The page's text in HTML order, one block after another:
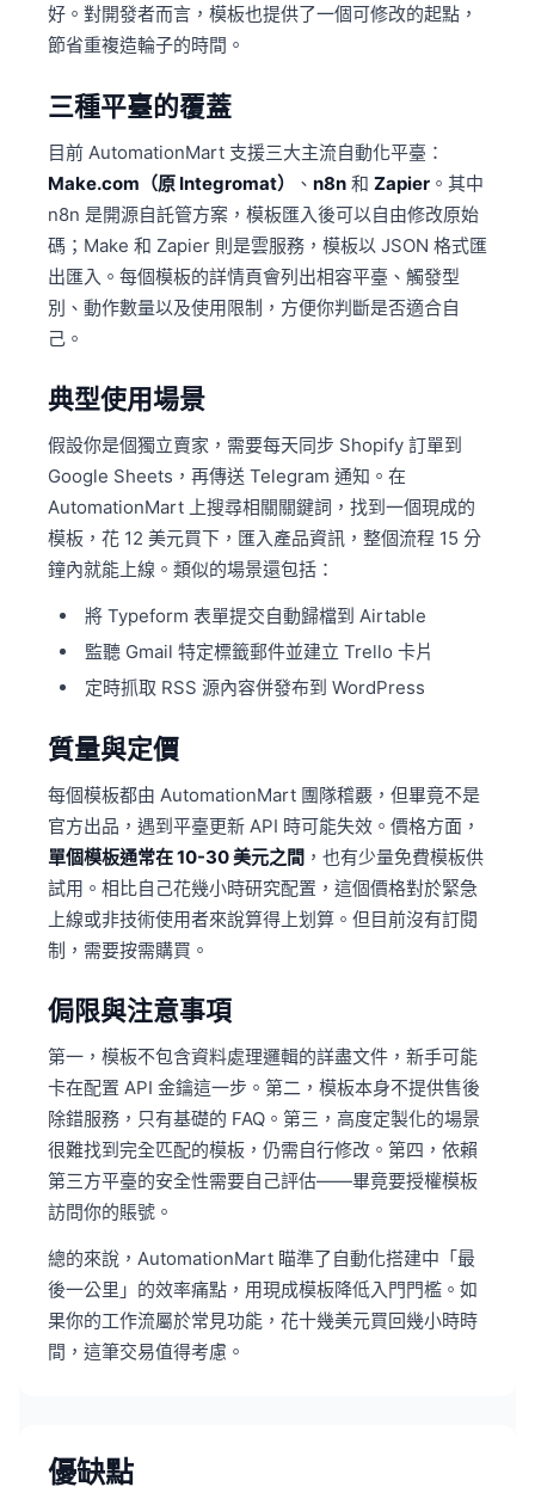
好。對開發者而言，模板也提供了一個可修改的起點，
節省重複造輪子的時間。
三種平臺的覆蓋
目前 AutomationMart 支援三大主流自動化平臺：
Make.com（原 Integromat）
、 n8n 和 Zapier 。其中
n8n 是開源自託管方案，模板匯入後可以自由修改原始
碼；Make 和 Zapier 則是雲服務，模板以 JSON 格式匯
出匯入。每個模板的詳情頁會列出相容平臺、觸發型
別、動作數量以及使用限制，方便你判斷是否適合自
己。
典型使用場景
假設你是個獨立賣家，需要每天同步 Shopify 訂單到
Google Sheets，再傳送 Telegram 通知。在
AutomationMart 上搜尋相關關鍵詞，找到一個現成的
模板，花 12 美元買下，匯入產品資訊，整個流程 15 分
鐘內就能上線。類似的場景還包括：
將 Typeform 表單提交自動歸檔到 Airtable
監聽 Gmail 特定標籤郵件並建立 Trello 卡片
定時抓取 RSS 源內容併發布到 WordPress
質量與定價
每個模板都由 AutomationMart 團隊稽覈，但畢竟不是
官方出品，遇到平臺更新 API 時可能失效。價格方面，
單個模板通常在 10-30 美元之間 ，也有少量免費模板供
試用。相比自己花幾小時研究配置，這個價格對於緊急
上線或非技術使用者來說算得上划算。但目前沒有訂閱
制，需要按需購買。
侷限與注意事項
第一，模板不包含資料處理邏輯的詳盡文件，新手可能
卡在配置 API 金鑰這一步。第二，模板本身不提供售後
除錯服務，只有基礎的 FAQ。第三，高度定製化的場景
很難找到完全匹配的模板，仍需自行修改。第四，依賴
第三方平臺的安全性需要自己評估——畢竟要授權模板
訪問你的賬號。
總的來說，AutomationMart 瞄準了自動化搭建中「最
後一公里」的效率痛點，用現成模板降低入門門檻。如
果你的工作流屬於常見功能，花十幾美元買回幾小時時
間，這筆交易值得考慮。
優缺點